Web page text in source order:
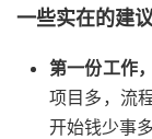
一些实在的建议
第一份工作
项目多，流
开始钱少事